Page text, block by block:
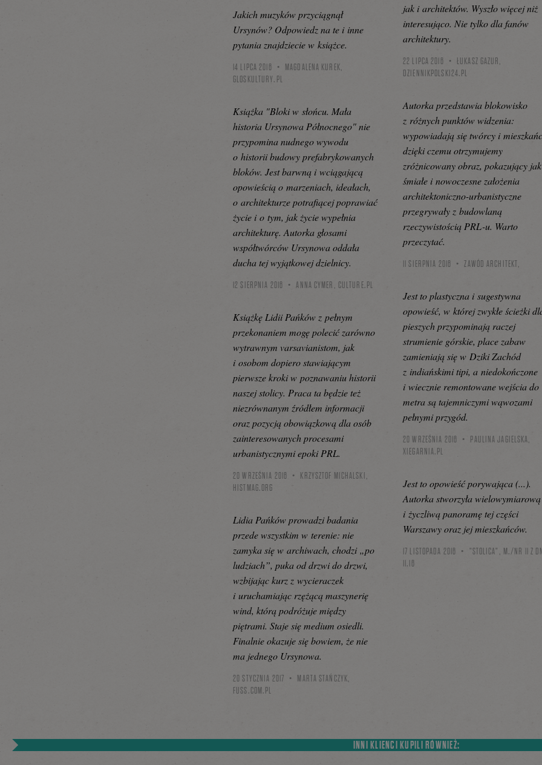
Jakich muzyków przyciągnął
Ursynów? Odpowiedz na te i inne
pytania znajdziecie w książce.
14 LIPCA 2016
MAGDALENA KUREK,
GLOSKULTURY.PL
jak i architektów. Wyszło więcej niż
interesująco. Nie tylko dla fanów
architektury.
22 LIPCA 2016
ŁUKASZ GAZUR,
DZIENNIKPOLSKI24.PL
Autorka przedstawia blokowisko
z różnych punktów widzenia:
wypowiadają się twórcy i
dzięki czemu otrzymujemy
zróżnicowany obraz, pokazujący jak
śmiałe i nowoczesne założenia
architektoniczno-urbanistyczne
przegrywały z budowlaną
rzeczywistością PRL-u. Warto
przeczytać.
11 SIERPNIA 2016 ZAWÓD ARCHITEKT,
Książka "Bloki w słońcu. Mała
historia Ursynowa Północnego" nie
przypomina nudnego wywodu
o historii budowy prefabrykowanych
bloków. Jest barwną i wciągającą
opowieścią o marzeniach, ideałach,
o architekturze potrafiącej poprawiać
życie i o tym, jak życie wypełnia
architekturę. Autorka głosami
współtwórców Ursynowa oddała
ducha tej wyjątkowej dzielnicy.
12 SIERPNIA 2016 ANNA CYMER, CULTURE.PL
Jest to plastyczna i sugestywna
opowieść, w której zwykłe ścieżki
pieszych przypominają raczej
strumienie górskie, place zabaw
zamieniają się w Dziki Zachód
z indiańskimi tipi, a niedokończone
i wiecznie remontowane wejścia do
metra są tajemniczymi wąwozami
pełnymi przygód.
20 WRZEŚNIA 2016
PAULINA JAGIELSKA,
XIEGARNIA.PL
Książkę Lidii Pańków z pełnym
przekonaniem mogę polecić zarówno
wytrawnym varsavianistom, jak
i osobom dopiero stawiającym
pierwsze kroki w poznawaniu historii
naszej stolicy. Praca ta będzie też
niezrównanym źródłem informacji
oraz pozycją obowiązkową dla osób
zainteresowanych procesami
urbanistycznymi epoki PRL.
20 WRZEŚNIA 2016
KRZYSZTOF MICHALSKI,
HISTMAG.ORG
Jest to opowieść porywająca (...).
Autorka stworzyła wielowymiarową
i życzliwą panoramę tej części
Warszawy oraz jej mieszkańców.
17 LISTOPADA 2016
"STOLICA", M./NR 11 Z
11.16
Lidia Pańków prowadzi badania
przede wszystkim w terenie: nie
zamyka się w archiwach, chodzi „po
ludziach”, puka od drzwi do drzwi,
wzbijając kurz z wycieraczek
i uruchamiając rzężącą maszynerię
wind, którą podróżuje między
piętrami. Staje się medium osiedli.
Finalnie okazuje się bowiem, że nie
ma jednego Ursynowa.
20 STYCZNIA 2017
MARTA STAŃCZYK,
FUSS.COM.PL
INNI KLIENCI KUPILI RÓWNIEŻ: